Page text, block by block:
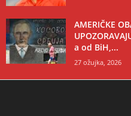
AMERIČKE
a od BiH,...
27 ožujka, 2026